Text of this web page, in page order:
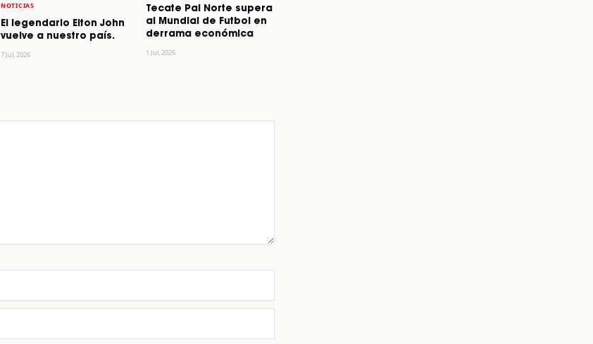
NOTICIAS
El legendario Elton John
vuelve a nuestro país.
7 Jul, 2026
Tecate Pal Norte supera
al Mundial de Futbol en
derrama económica
1 Jul, 2026